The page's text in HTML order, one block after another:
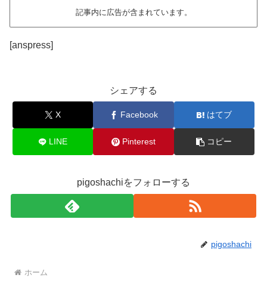
記事内に広告が含まれています。
[anspress]
シェアする
X Facebook はてブ
LINE Pinterest コピー
pigoshachiをフォローする
pigoshachi
ホーム